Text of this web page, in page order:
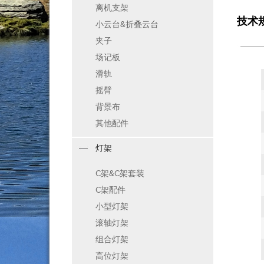
离机支架
小云台&折叠云台
夹子
场记板
滑轨
摇臂
背景布
其他配件
灯架
C架&C架套装
C架配件
小型灯架
滚轴灯架
组合灯架
高位灯架
技术